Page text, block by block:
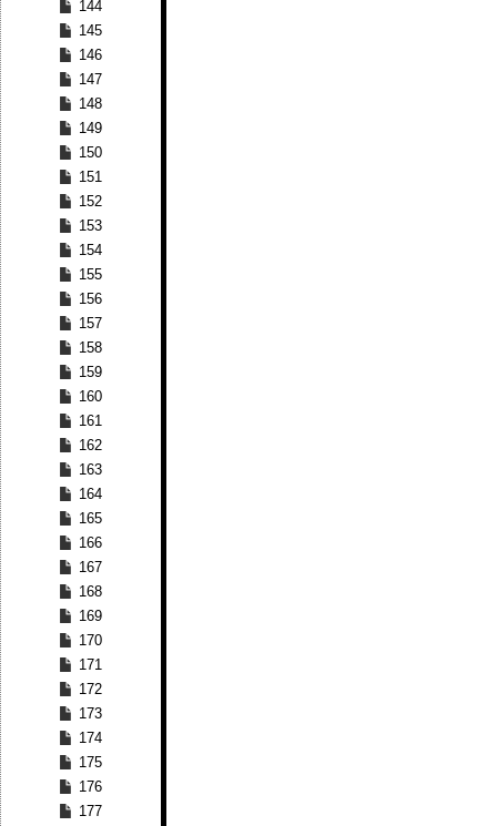
144
145
146
147
148
149
150
151
152
153
154
155
156
157
158
159
160
161
162
163
164
165
166
167
168
169
170
171
172
173
174
175
176
177